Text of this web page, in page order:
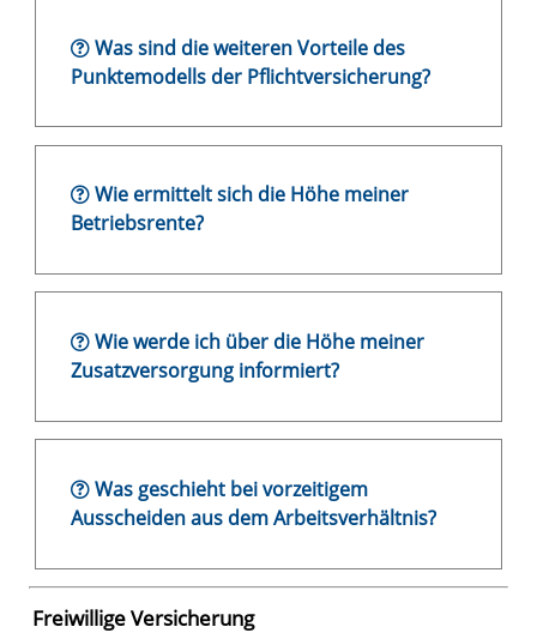
Was sind die weiteren Vorteile des
Punktemodells der Pflichtversicherung?
Wie ermittelt sich die Höhe meiner
Betriebsrente?
Wie werde ich über die Höhe meiner
Zusatzversorgung informiert?
Was geschieht bei vorzeitigem
Ausscheiden aus dem Arbeitsverhältnis?
Freiwillige Versicherung